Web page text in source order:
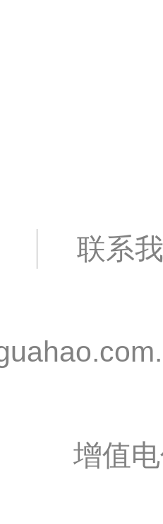
联系
增值